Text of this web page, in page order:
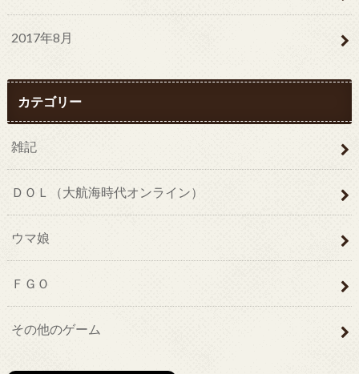
2017年8月
カテゴリー
雑記
ＤＯＬ（大航海時代オンライン）
ウマ娘
ＦＧＯ
その他のゲーム